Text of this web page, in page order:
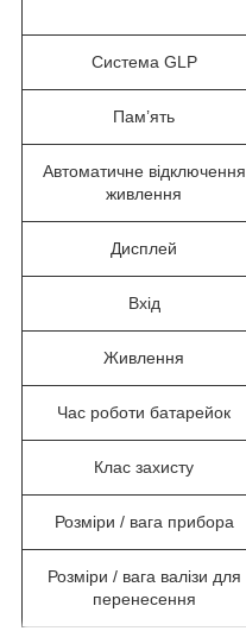
Система GLP
Пам’ять
Автоматичне відключення
живлення
Дисплей
Вхід
Живлення
Час роботи батарейок
Клас захисту
Розміри / вага прибора
Розміри / вага валізи для
перенесення